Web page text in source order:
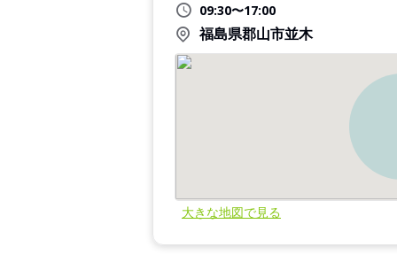
09:30〜17:00
福島県郡山市並木
大きな地図で見る